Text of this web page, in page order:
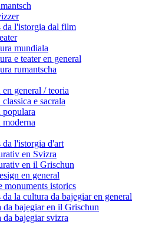
da l'istorgia dal film
mundiala
e teater en general
rumantscha
general / teoria
e sacrala
populara
da l'istorgia d'art
en Svizra
en il Grischun
en general
monuments istorics
da la cultura da bajegiar en general
da bajegiar en il Grischun
da bajegiar svizra